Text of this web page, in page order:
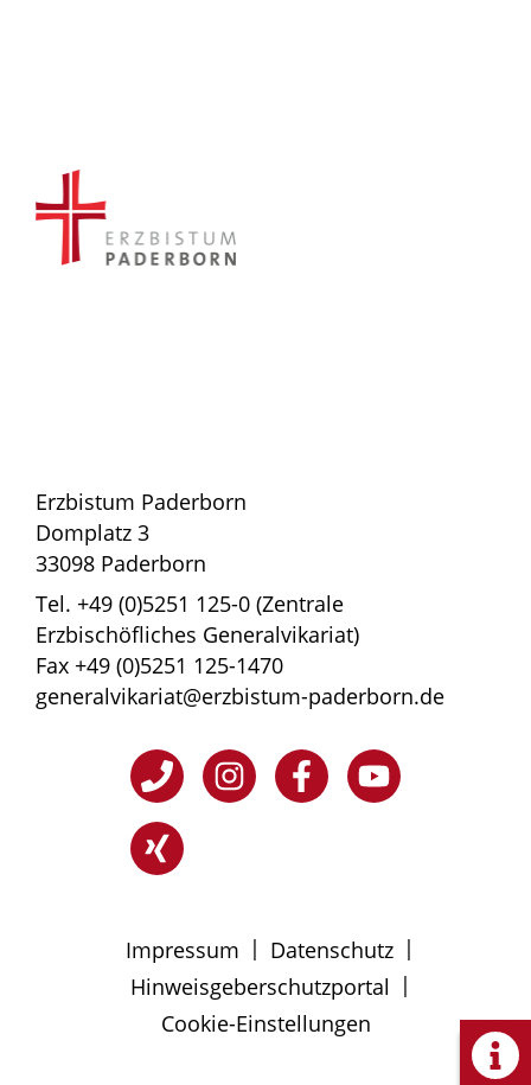
Erzbistum Paderborn
Domplatz 3
33098 Paderborn
Tel. +49 (0)5251 125-0 (Zentrale
Erzbischöfliches Generalvikariat)
Fax +49 (0)5251 125-1470
generalvikariat@erzbistum-paderborn.de
Impressum | Datenschutz |
Hinweisgeberschutzportal |
Cookie-Einstellungen